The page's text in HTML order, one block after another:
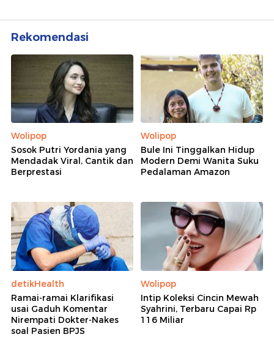
Rekomendasi
Wolipop
Sosok Putri Yordania yang
Mendadak Viral, Cantik dan
Berprestasi
Wolipop
Bule Ini Tinggalkan Hidup
Modern Demi Wanita Suku
Pedalaman Amazon
detikHealth
Ramai-ramai Klarifikasi
usai Gaduh Komentar
Nirempati Dokter-Nakes
soal Pasien BPJS
Wolipop
Intip Koleksi Cincin Mewah
Syahrini, Terbaru Capai Rp
116 Miliar